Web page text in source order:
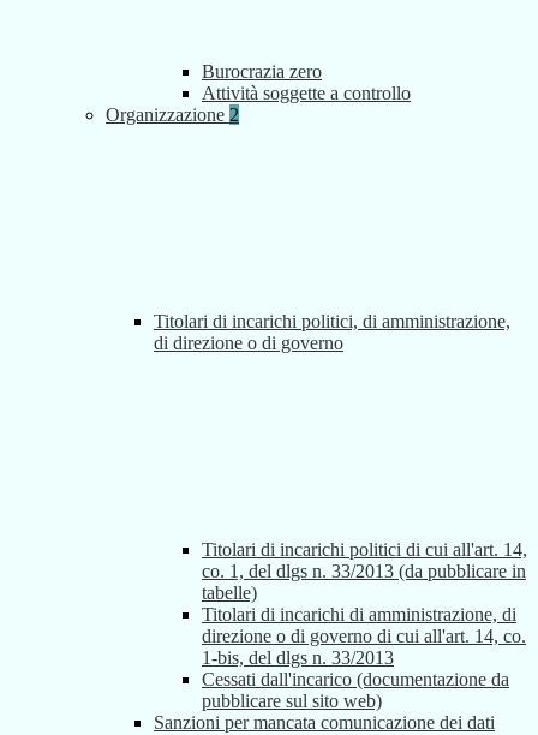
Burocrazia zero
Attività soggette a controllo
Organizzazione 2
Titolari di incarichi politici, di amministrazione,
di direzione o di governo
Titolari di incarichi politici di cui all'art. 14,
co. 1, del dlgs n. 33/2013 (da pubblicare in
tabelle)
Titolari di incarichi di amministrazione, di
direzione o di governo di cui all'art. 14, co.
1-bis, del dlgs n. 33/2013
Cessati dall'incarico (documentazione da
pubblicare sul sito web)
Sanzioni per mancata comunicazione dei dati